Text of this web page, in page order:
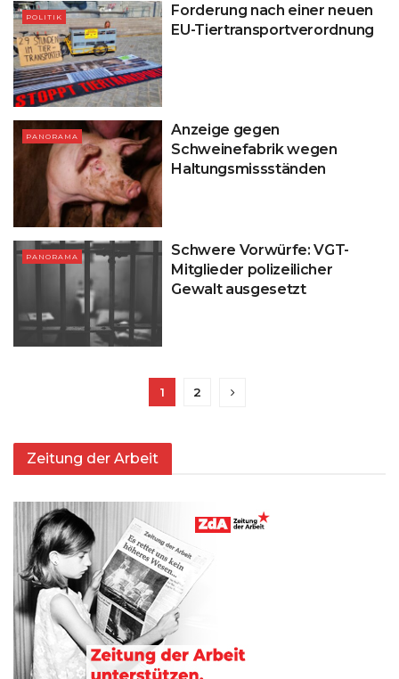
POLITIK
Forderung nach einer neuen
EU-Tiertransportverordnung
PANORAMA
Anzeige gegen
Schweinefabrik wegen
Haltungsmissständen
PANORAMA
Schwere Vorwürfe: VGT-
Mitglieder polizeilicher
Gewalt ausgesetzt
1 2
Zeitung der Arbeit